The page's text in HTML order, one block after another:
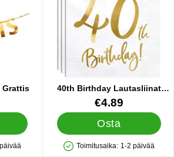
Grattis
40th Birthday Lautasliinat
Kulta
Tuote.nro 33114€4.89
Osta
Saatavuus: Varastossa
Toimitusaika: 1-2 päivää